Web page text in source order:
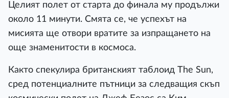
Целият полет от старта до финала му продължи
около 11 минути. Смята се, че успехът на
мисията ще отвори вратите за изпращането на
още знаменитости в космоса.
Както спекулира британският таблоид The Sun,
сред потенциалните пътници за следващия скъп